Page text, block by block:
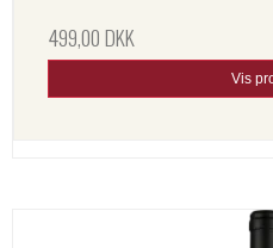
499,00 DKK
Vis